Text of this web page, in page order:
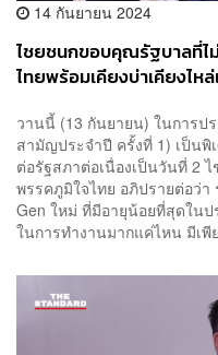
14 กันยายน 2024
ไชยชนกขอบคุณรัฐบาลที่ไ
ไทยพร้อมเคียงบ่าเคียงไ
วานนี้ (13 กันยายน) ในการป
สามัญประจำปี ครั้งที่ 1) เป็น
ต่อรัฐสภาต่อเนื่องเป็นวันที่ 2
พรรคภูมิใจไทย อภิปรายต่อว่
Gen ใหม่ ที่มีอายุน้อยที่สุดในป
ในการทำงานมากแค่ไหน มีเพี